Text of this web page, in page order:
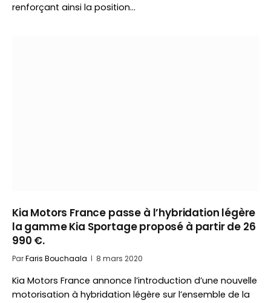
renforçant ainsi la position…
Kia Motors France passe à l’hybridation légère
la gamme Kia Sportage proposé à partir de 26
990 €.
ParFaris Bouchaala 8 mars 2020
Kia Motors France annonce l’introduction d’une nouvelle
motorisation à hybridation légère sur l’ensemble de la